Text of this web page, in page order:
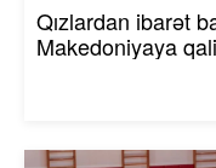
Qızlardan ibarət
Makedoniyaya